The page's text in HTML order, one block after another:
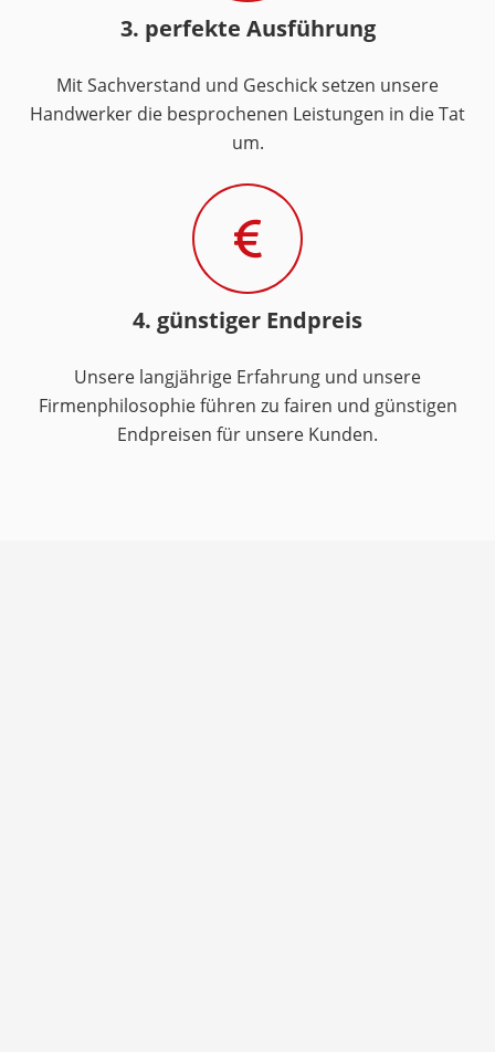
3. perfekte Ausführung
Mit Sachverstand und Geschick setzen unsere
Handwerker die besprochenen Leistungen in die Tat
um.
4. günstiger Endpreis
Unsere langjährige Erfahrung und unsere
Firmenphilosophie führen zu fairen und günstigen
Endpreisen für unsere Kunden.